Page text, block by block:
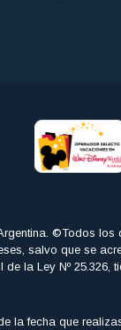
©Todos
salvo que se
la Ley Nº
la fecha que